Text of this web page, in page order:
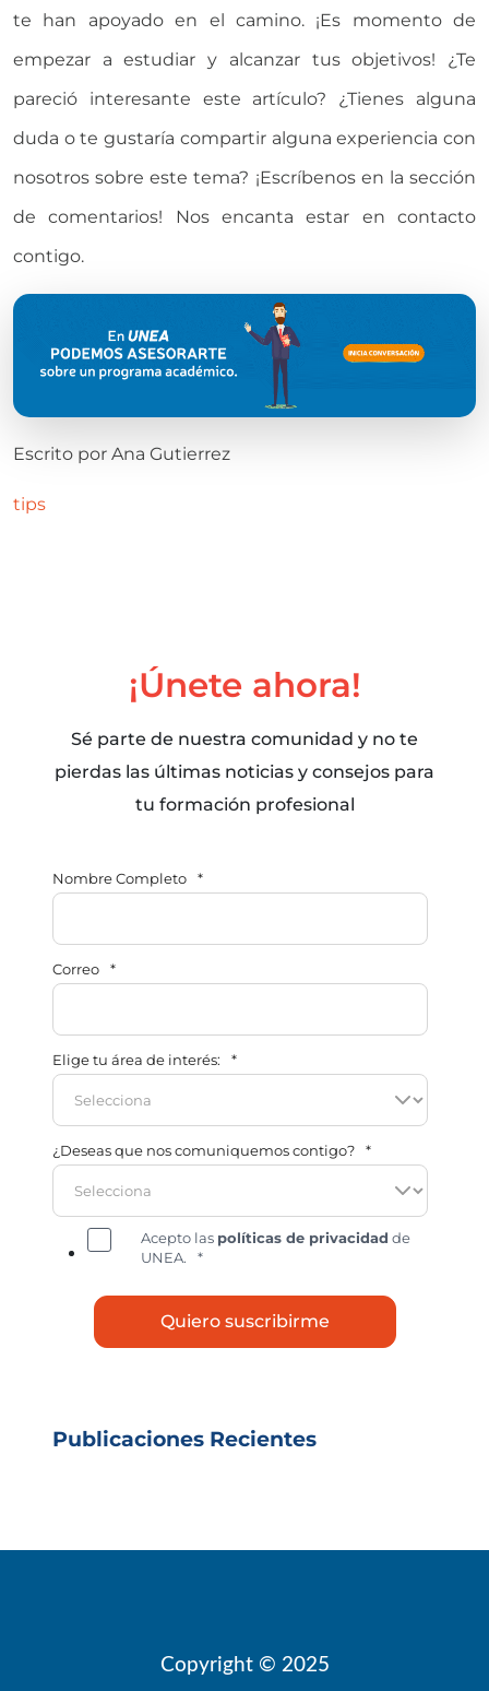
te han apoyado en el camino. ¡Es momento de
empezar a estudiar y alcanzar tus objetivos! ¿Te
pareció interesante este artículo? ¿Tienes alguna
duda o te gustaría compartir alguna experiencia con
nosotros sobre este tema? ¡Escríbenos en la sección
de comentarios! Nos encanta estar en contacto
contigo.
Escrito por Ana Gutierrez
tips
¡Únete ahora!
Sé parte de nuestra comunidad y no te
pierdas las últimas noticias y consejos para
tu formación profesional
Nombre Completo *
Correo *
Elige tu área de interés: *
¿Deseas que nos comuniquemos contigo? *
Acepto las políticas de privacidad de
UNEA.
*
Publicaciones Recientes
Copyright © 2025